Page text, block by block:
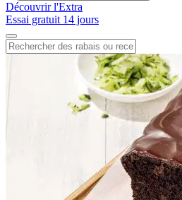
Découvrir l'Extra
Essai gratuit 14 jours